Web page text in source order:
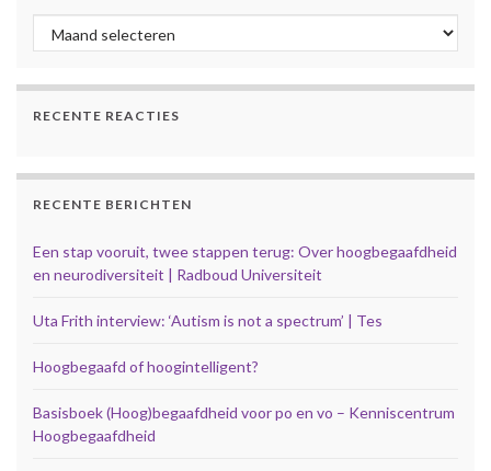
Archief
RECENTE REACTIES
RECENTE BERICHTEN
Een stap vooruit, twee stappen terug: Over hoogbegaafdheid
en neurodiversiteit | Radboud Universiteit
Uta Frith interview: ‘Autism is not a spectrum’ | Tes
Hoogbegaafd of hoogintelligent?
Basisboek (Hoog)begaafdheid voor po en vo – Kenniscentrum
Hoogbegaafdheid